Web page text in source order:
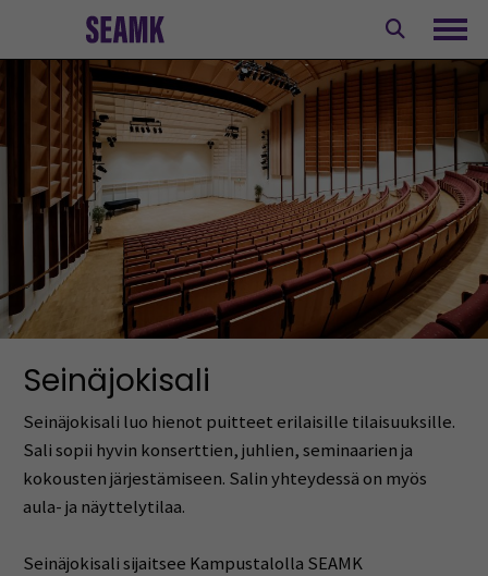
Seinäjokisali
Seinäjokisali luo hienot puitteet erilaisille tilaisuuksille.
Sali sopii hyvin konserttien, juhlien, seminaarien ja
kokousten järjestämiseen. Salin yhteydessä on myös
aula- ja näyttelytilaa.
Seinäjokisali sijaitsee Kampustalolla SEAMK